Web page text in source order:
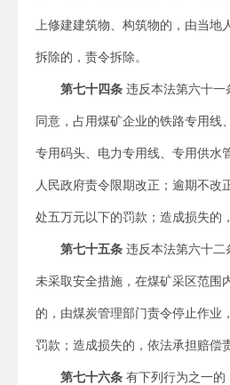
上修建建筑物、构筑物的，由当地
拆除的，责令拆除。
第七十四条 违反本法第六十一
同意，占用煤矿企业的铁路专用线
专用码头、电力专用线、专用供水
人民政府责令限期改正；逾期不改
处五万元以下的罚款；造成损失的
第七十五条 违反本法第六十二
未采取安全措施，在煤矿采区范围
的，由煤炭管理部门责令停止作业
罚款；造成损失的，依法承担赔偿
第七十六条 有下列行为之一的